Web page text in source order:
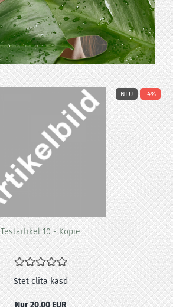
NEU -4%
Te­st­ar­ti­kel 10 - Kopie
Stet clita kasd